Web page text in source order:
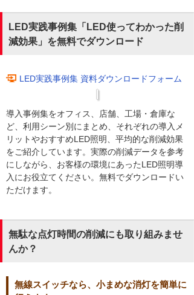
LED実践事例集「LED使ってわかった削
減効果」を無料でダウンロード
LED実践事例集 資料ダウンロードフォーム
導入事例集をオフィス、店舗、工場・倉庫な
ど、利用シーン別にまとめ、それぞれの導入メ
リットやおすすめLED照明、平均的な削減効果
をご紹介しています。実際の削減データを参考
にしながら、お客様の環境にあったLED照明導
入にお役立てください。無料でダウンロードい
ただけます。
無駄な点灯時間の削減にも取り組みませ
んか？
無線スイッチなら、小まめな消灯を簡単に